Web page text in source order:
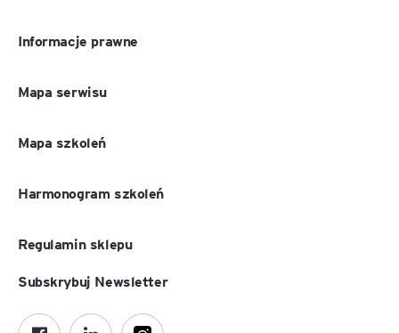
Informacje prawne
Mapa serwisu
Mapa szkoleń
Harmonogram szkoleń
Regulamin sklepu
Subskrybuj Newsletter